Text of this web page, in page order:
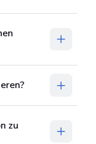
zu